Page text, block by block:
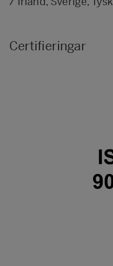
Certifieringar